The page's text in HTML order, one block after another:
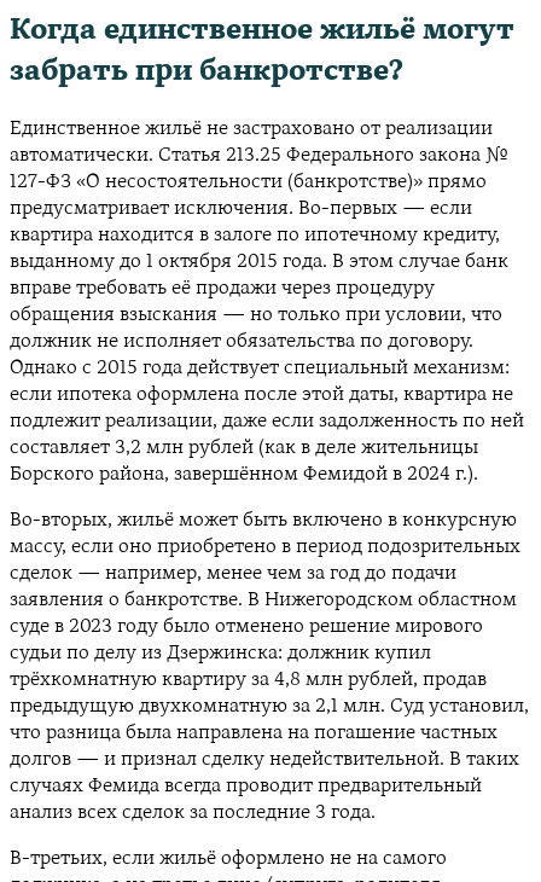
Когда единственное жильё могут
забрать при банкротстве?
Единственное жильё не застраховано от реализации
автоматически. Статья 213.25 Федерального закона №
127-ФЗ «О несостоятельности (банкротстве)» прямо
предусматривает исключения. Во-первых — если
квартира находится в залоге по ипотечному кредиту,
выданному до 1 октября 2015 года. В этом случае банк
вправе требовать её продажи через процедуру
обращения взыскания — но только при условии, что
должник не исполняет обязательства по договору.
Однако с 2015 года действует специальный механизм:
если ипотека оформлена после этой даты, квартира не
подлежит реализации, даже если задолженность по ней
составляет 3,2 млн рублей (как в деле жительницы
Борского района, завершённом Фемидой в 2024 г.).
Во-вторых, жильё может быть включено в конкурсную
массу, если оно приобретено в период подозрительных
сделок — например, менее чем за год до подачи
заявления о банкротстве. В Нижегородском областном
суде в 2023 году было отменено решение мирового
судьи по делу из Дзержинска: должник купил
трёхкомнатную квартиру за 4,8 млн рублей, продав
предыдущую двухкомнатную за 2,1 млн. Суд установил,
что разница была направлена на погашение частных
долгов — и признал сделку недействительной. В таких
случаях Фемида всегда проводит предварительный
анализ всех сделок за последние 3 года.
В-третьих, если жильё оформлено не на самого